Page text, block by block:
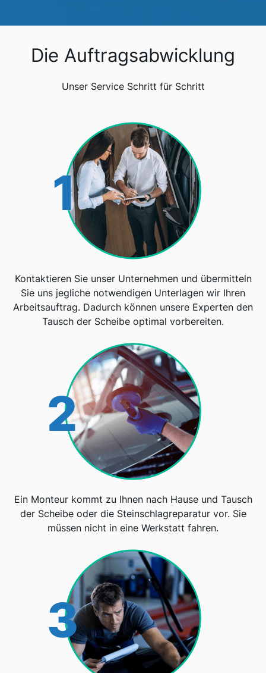
Die Auftragsabwicklung
Unser Service Schritt für Schritt
1
Kontaktieren Sie unser Unternehmen und übermitteln
Sie uns jegliche notwendigen Unterlagen wir Ihren
Arbeitsauftrag. Dadurch können unsere Experten den
Tausch der Scheibe optimal vorbereiten.
2
Ein Monteur kommt zu Ihnen nach Hause und Tausch
der Scheibe oder die Steinschlagreparatur vor. Sie
müssen nicht in eine Werkstatt fahren.
3